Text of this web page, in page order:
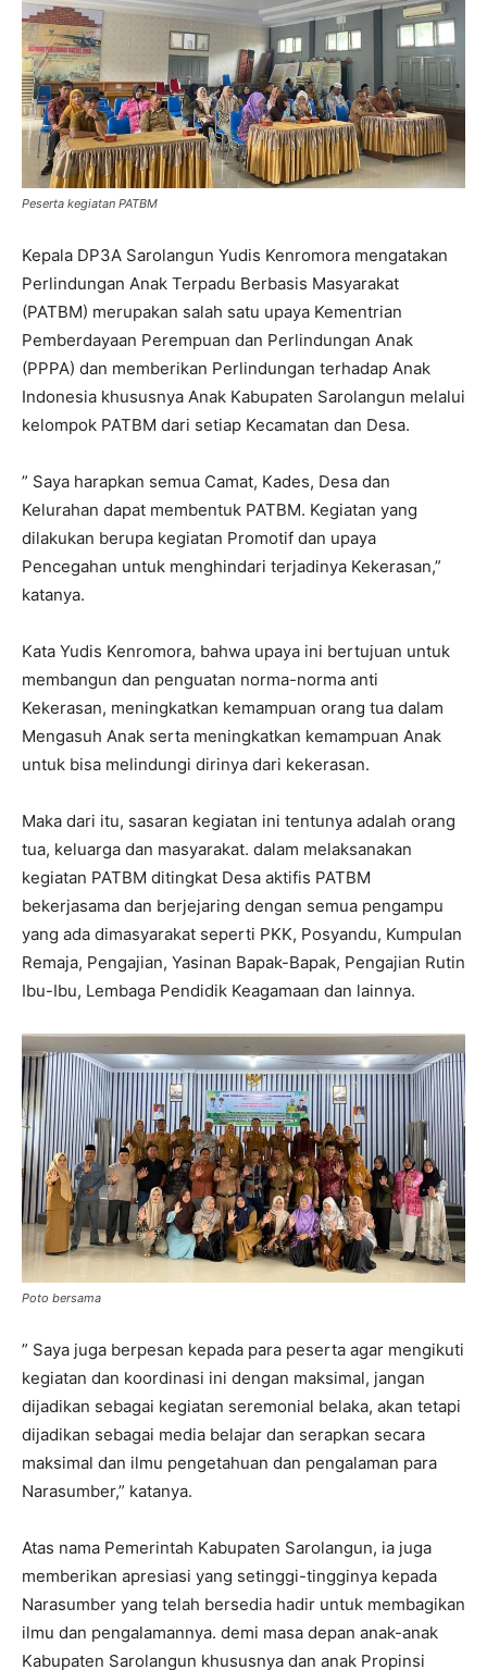
Peserta kegiatan PATBM
Kepala DP3A Sarolangun Yudis Kenromora mengatakan
Perlindungan Anak Terpadu Berbasis Masyarakat
(PATBM) merupakan salah satu upaya Kementrian
Pemberdayaan Perempuan dan Perlindungan Anak
(PPPA) dan memberikan Perlindungan terhadap Anak
Indonesia khususnya Anak Kabupaten Sarolangun melalui
kelompok PATBM dari setiap Kecamatan dan Desa.
” Saya harapkan semua Camat, Kades, Desa dan
Kelurahan dapat membentuk PATBM. Kegiatan yang
dilakukan berupa kegiatan Promotif dan upaya
Pencegahan untuk menghindari terjadinya Kekerasan,”
katanya.
Kata Yudis Kenromora, bahwa upaya ini bertujuan untuk
membangun dan penguatan norma-norma anti
Kekerasan, meningkatkan kemampuan orang tua dalam
Mengasuh Anak serta meningkatkan kemampuan Anak
untuk bisa melindungi dirinya dari kekerasan.
Maka dari itu, sasaran kegiatan ini tentunya adalah orang
tua, keluarga dan masyarakat. dalam melaksanakan
kegiatan PATBM ditingkat Desa aktifis PATBM
bekerjasama dan berjejaring dengan semua pengampu
yang ada dimasyarakat seperti PKK, Posyandu, Kumpulan
Remaja, Pengajian, Yasinan Bapak-Bapak, Pengajian Rutin
Ibu-Ibu, Lembaga Pendidik Keagamaan dan lainnya.
Poto bersama
” Saya juga berpesan kepada para peserta agar mengikuti
kegiatan dan koordinasi ini dengan maksimal, jangan
dijadikan sebagai kegiatan seremonial belaka, akan tetapi
dijadikan sebagai media belajar dan serapkan secara
maksimal dan ilmu pengetahuan dan pengalaman para
Narasumber,” katanya.
Atas nama Pemerintah Kabupaten Sarolangun, ia juga
memberikan apresiasi yang setinggi-tingginya kepada
Narasumber yang telah bersedia hadir untuk membagikan
ilmu dan pengalamannya. demi masa depan anak-anak
Kabupaten Sarolangun khususnya dan anak Propinsi